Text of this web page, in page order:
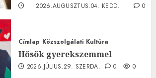
2026.AUGUSZTUS.04. KEDD.
0
Címlap Közszolgálati Kultúra
Hősök gyerekszemmel
2026.JÚLIUS.29. SZERDA. 0 0